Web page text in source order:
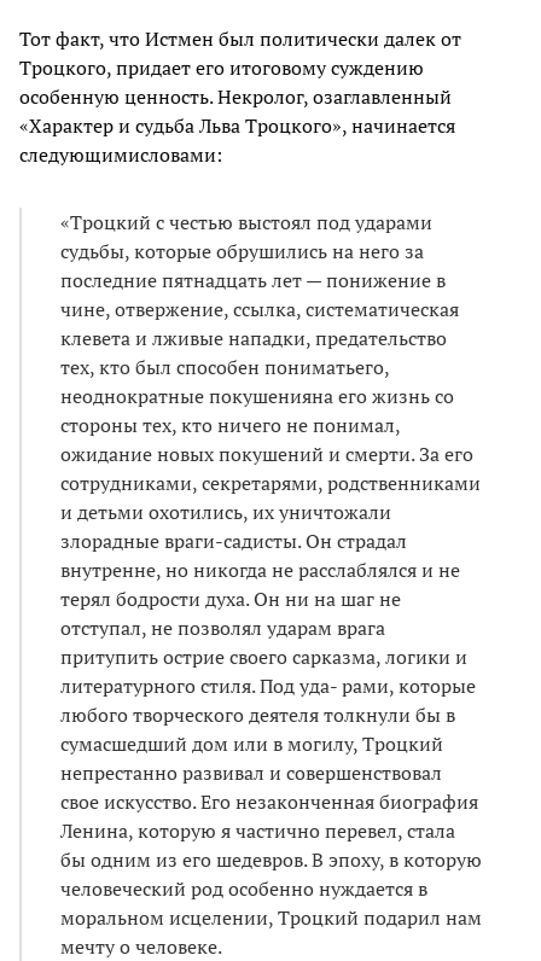
Тот факт, что Истмен был политически далек от
Троцкого, придает его итоговому суждению
особенную ценность. Некролог, озаглавленный
«Характер и судьба Льва Троцкого», начинается
следующимисловами:
«Троцкий с честью выстоял под ударами
судьбы, которые обрушились на него за
последние пятнадцать лет — понижение в
чине, отвержение, ссылка, систематическая
клевета и лживые нападки, предательство
тех, кто был способен пониматьего,
неоднократные покушенияна его жизнь со
стороны тех, кто ничего не понимал,
ожидание новых покушений и смерти. За его
сотрудниками, секретарями, родственниками
и детьми охотились, их уничтожали
злорадные враги-садисты. Он страдал
внутренне, но никогда не расслаблялся и не
терял бодрости духа. Он ни на шаг не
отступал, не позволял ударам врага
притупить острие своего сарказма, логики и
литературного стиля. Под уда- рами, которые
любого творческого деятеля толкнули бы в
сумасшедший дом или в могилу, Троцкий
непрестанно развивал и совершенствовал
свое искусство. Его незаконченная биография
Ленина, которую я частично перевел, стала
бы одним из его шедевров. В эпоху, в которую
человеческий род особенно нуждается в
моральном исцелении, Троцкий подарил нам
мечту о человеке.